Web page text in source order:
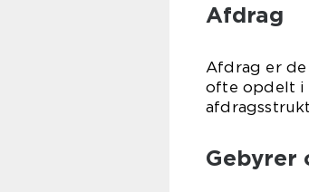
Afdrag
Afdrag er
ofte opdelt i
Gebyrer